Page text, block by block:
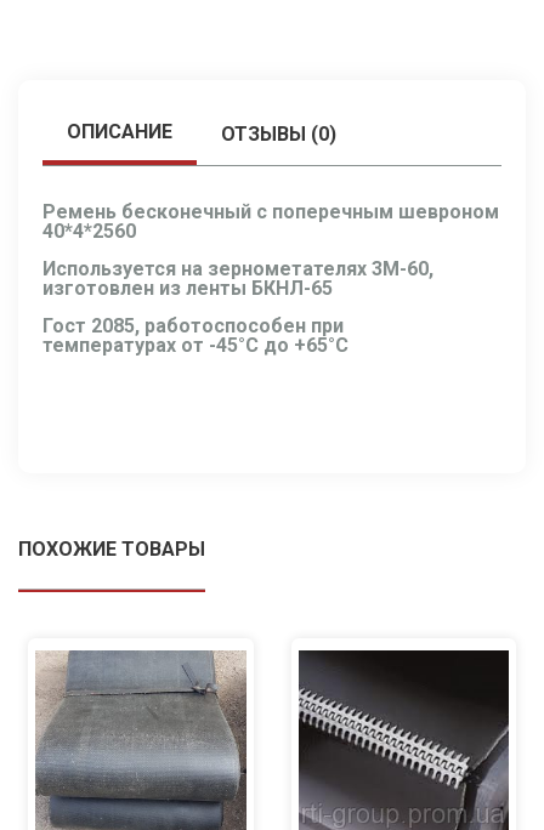
ОПИСАНИЕ ОТЗЫВЫ (0)
Ремень бесконечный с поперечным шевроном
40*4*2560
Используется на зернометателях 3М-60,
изготовлен из ленты БКНЛ-65
Гост 2085, работоспособен при
температурах от -45°С до +65°С
ПОХОЖИЕ ТОВАРЫ